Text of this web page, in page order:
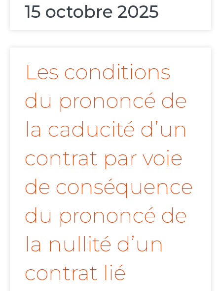
15 octobre 2025
Les conditions
du prononcé de
la caducité d’un
contrat par voie
de conséquence
du prononcé de
la nullité d’un
contrat lié